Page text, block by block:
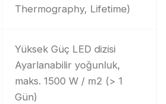
Thermography, Lifetime)
Yüksek Güç LED dizisi
Ayarlanabilir yoğunluk,
maks. 1500 W / m2 (> 1
Gün)